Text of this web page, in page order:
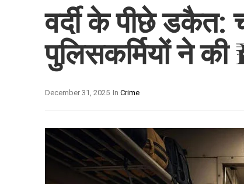
वर्दी के पीछे डकैत:
पुलिसकर्मियों ने की
In Crime
December 31, 2025